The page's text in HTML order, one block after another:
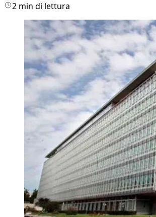
2 min di lettura